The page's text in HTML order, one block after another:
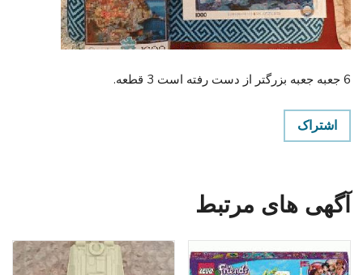
6 جعبه جعبه بزرگتر از دست رفته است 3 قطعه.
اشتراک
آگهی های مرتبط